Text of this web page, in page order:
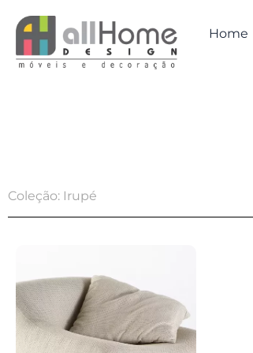
para
conteúdo
Home
Coleção: Irupé